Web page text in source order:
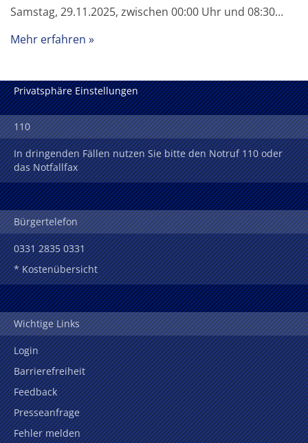
Samstag, 29.11.2025, zwischen 00:00 Uhr und 08:30…
Mehr erfahren
Privatsphäre Einstellungen
110
In dringenden Fällen nutzen Sie bitte den Notruf 110 oder
das Notfallfax
Bürgertelefon
0331 2835 0331
* Kostenübersicht
Wichtige Links
Login
Barrierefreiheit
Feedback
Presseanfrage
Fehler melden